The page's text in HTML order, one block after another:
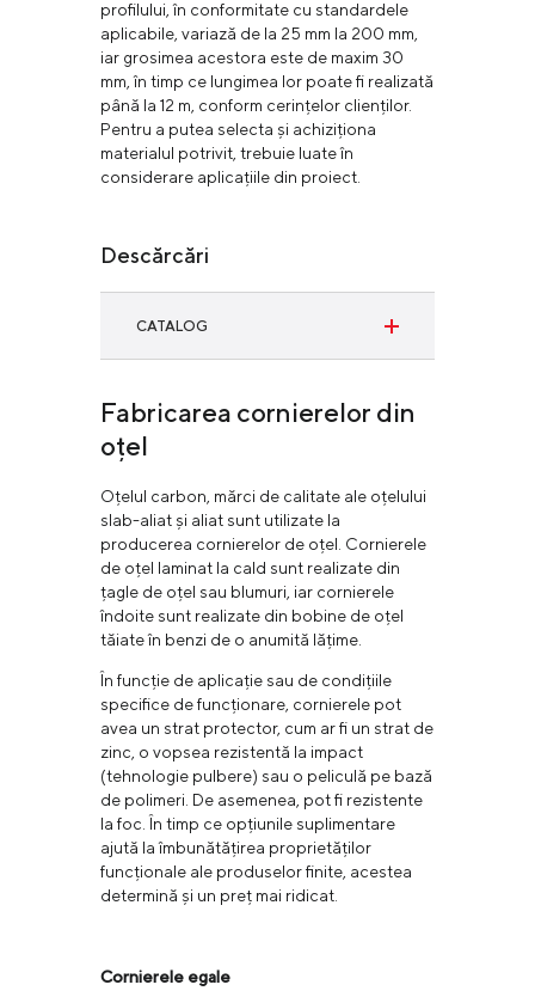
profilului, în conformitate cu standardele
aplicabile, variază de la 25 mm la 200 mm,
iar grosimea acestora este de maxim 30
mm, în timp ce lungimea lor poate fi realizată
până la 12 m, conform cerințelor clienților.
Pentru a putea selecta și achiziționa
materialul potrivit, trebuie luate în
considerare aplicațiile din proiect.
Descărcări
CATALOG
Научете повече
Fabricarea cornierelor din
oțel
Oțelul carbon, mărci de calitate ale oțelului
slab-aliat și aliat sunt utilizate la
producerea cornierelor de oțel. Cornierele
de oțel laminat la cald sunt realizate din
țagle de oțel sau blumuri, iar cornierele
îndoite sunt realizate din bobine de oțel
tăiate în benzi de o anumită lățime.
În funcție de aplicație sau de condițiile
specifice de funcționare, cornierele pot
avea un strat protector, cum ar fi un strat de
zinc, o vopsea rezistentă la impact
(tehnologie pulbere) sau o peliculă pe bază
de polimeri. De asemenea, pot fi rezistente
la foc. În timp ce opțiunile suplimentare
ajută la îmbunătățirea proprietăților
funcționale ale produselor finite, acestea
determină și un preț mai ridicat.
Cornierele egale